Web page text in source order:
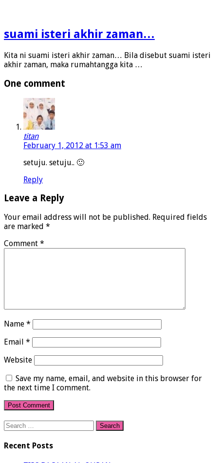
suami isteri akhir zaman…
Kita ni suami isteri akhir zaman… Bila disebut suami isteri
akhir zaman, maka rumahtangga kita …
One comment
titan
February 1, 2012 at 1:53 am
setuju. setuju.. 🙂
Reply
Leave a Reply
Your email address will not be published. Required fields
are marked *
Comment *
Name *
Email *
Website
Save my name, email, and website in this browser for
the next time I comment.
Search
Recent Posts